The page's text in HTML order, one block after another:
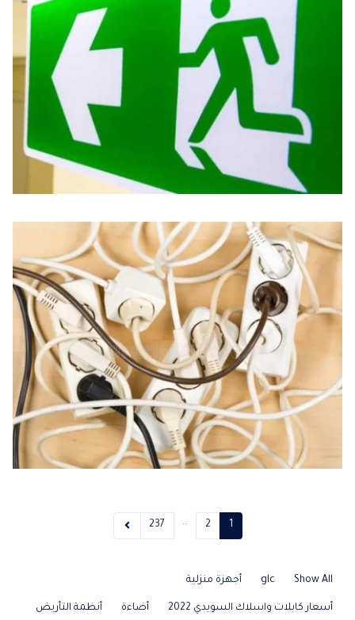
1
2
…
237
Show All
glc أجهزة منزلية
أسعار كابلات واسلاك السويدي 2022 أضاءة أنظمة التأريض